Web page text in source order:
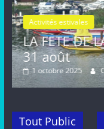
à METZ, le
Tout Public